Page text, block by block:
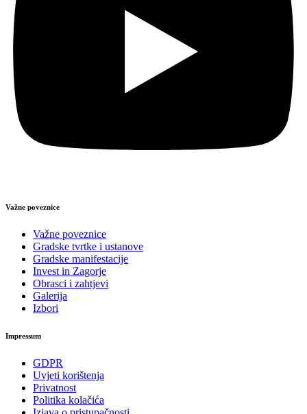
Važne poveznice
Važne poveznice
Gradske tvrtke i ustanove
Gradske manifestacije
Invest in Zagorje
Obrasci i zahtjevi
Galerija
Izbori
Impressum
GDPR
Uvjeti korištenja
Privatnost
Politika kolačića